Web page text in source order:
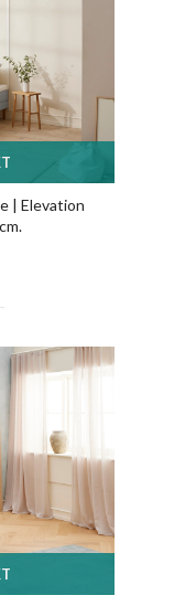
| Elevation